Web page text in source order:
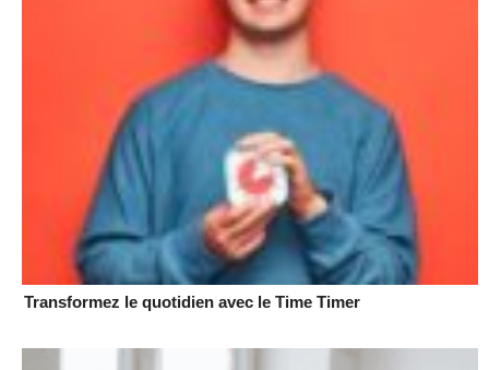
Transformez le quotidien avec le Time Timer